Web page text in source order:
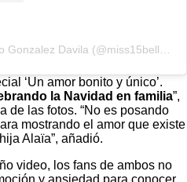
‘Un amor bonito y único’.
la Navidad en familia”,
de las fotos. “No es posando
mostrando el amor que existe
Alaïa”, añadió.
video, los fans de ambos no